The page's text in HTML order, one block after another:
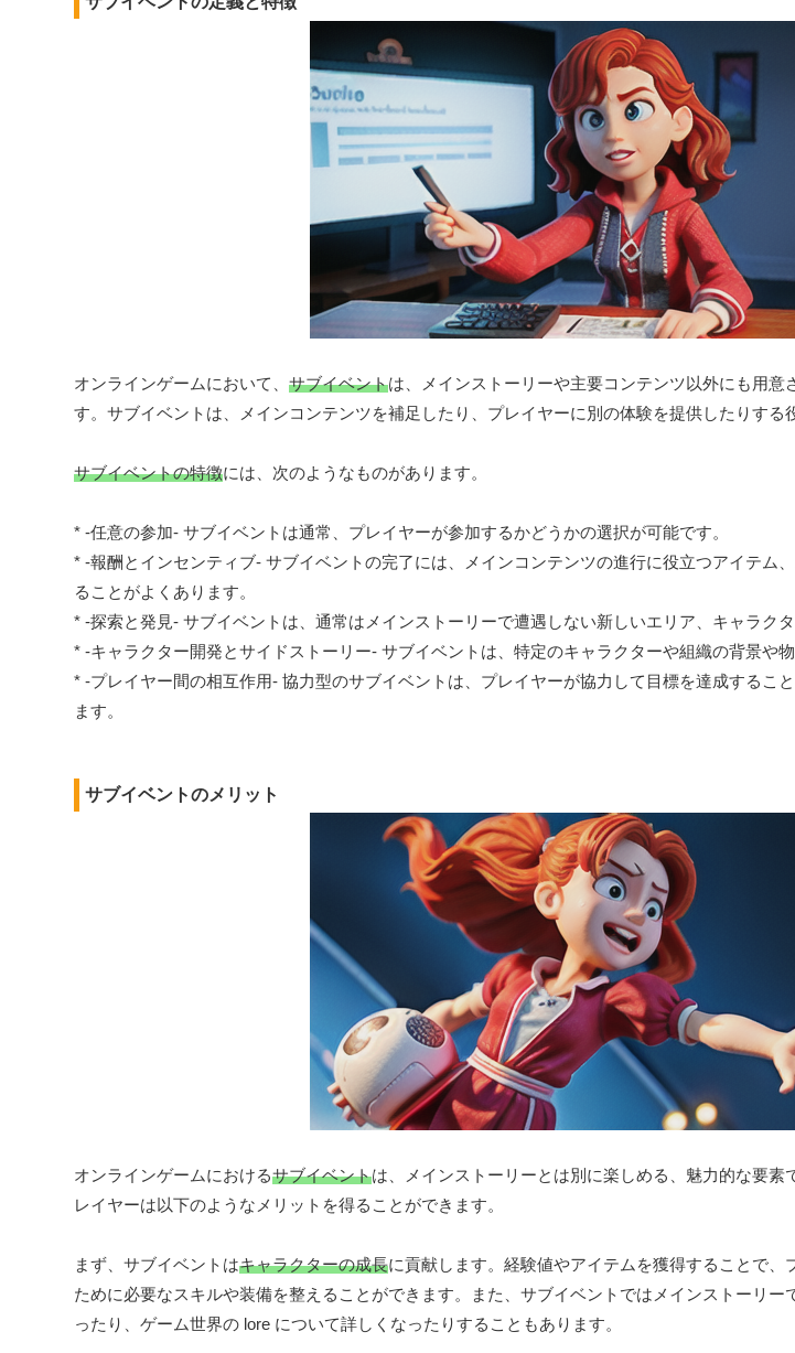
オンラインゲームにおいて、 サブイベントは、メインストーリーや主要コンテンツ以外にも用意
す。サブイベントは、メインコンテンツを補足したり、プレイヤーに別の体験を提供したりする
サブイベントの特徴には、次のようなものがあります。
* -任意の参加- サブイベントは通常、プレイヤーが参加するかどうかの選択が可能です。
* -報酬とインセンティブ- サブイベントの完了には、メインコンテンツの進行に役立つアイテム
ることがよくあります。
* -探索と発見- サブイベントは、通常はメインストーリーで遭遇しない新しいエリア、キャラク
* -キャラクター開発とサイドストーリー- サブイベントは、特定のキャラクターや組織の背景や
* -プレイヤー間の相互作用- 協力型のサブイベントは、プレイヤーが協力して目標を達成するこ
ます。
サブイベントのメリット
オンラインゲームにおけるサブイベントは、メインストーリーとは別に楽しめる、魅力的な要
レイヤーは以下のようなメリットを得ることができます。
まず、サブイベントはキャラクターの成長に貢献します。経験値やアイテムを獲得することで、
ために必要なスキルや装備を整えることができます。また、サブイベントではメインストーリ
ったり、ゲーム世界の lore について詳しくなったりすることもあります。